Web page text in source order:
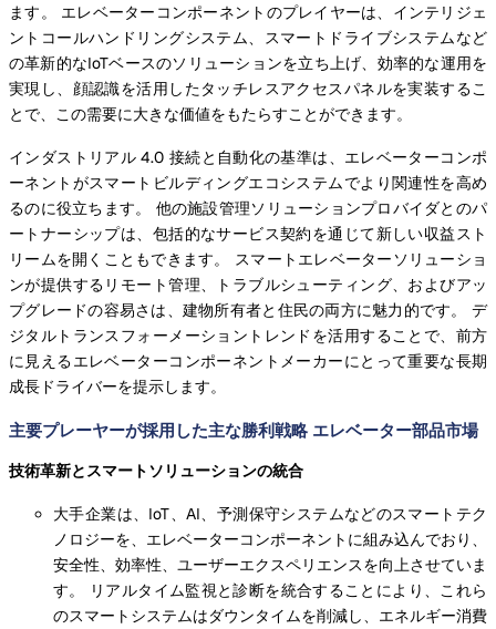
ます。 エレベーターコンポーネントのプレイヤーは、インテリジェ
ントコールハンドリングシステム、スマートドライブシステムなど
の革新的なIoTベースのソリューションを立ち上げ、効率的な運用を
実現し、顔認識を活用したタッチレスアクセスパネルを実装するこ
とで、この需要に大きな価値をもたらすことができます。
インダストリアル 4.0 接続と自動化の基準は、エレベーターコンポ
ーネントがスマートビルディングエコシステムでより関連性を高め
るのに役立ちます。 他の施設管理ソリューションプロバイダとのパ
ートナーシップは、包括的なサービス契約を通じて新しい収益スト
リームを開くこともできます。 スマートエレベーターソリューショ
ンが提供するリモート管理、トラブルシューティング、およびアッ
プグレードの容易さは、建物所有者と住民の両方に魅力的です。 デ
ジタルトランスフォーメーショントレンドを活用することで、前方
に見えるエレベーターコンポーネントメーカーにとって重要な長期
成長ドライバーを提示します。
主要プレーヤーが採用した主な勝利戦略 エレベーター部品市場
技術革新とスマートソリューションの統合
大手企業は、IoT、AI、予測保守システムなどのスマートテク
ノロジーを、エレベーターコンポーネントに組み込んでおり、
安全性、効率性、ユーザーエクスペリエンスを向上させていま
す。 リアルタイム監視と診断を統合することにより、これら
のスマートシステムはダウンタイムを削減し、エネルギー消費